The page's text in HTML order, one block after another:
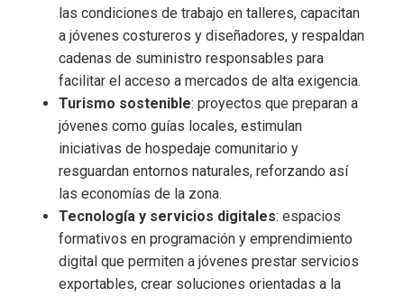
las condiciones de trabajo en talleres, capacitan
a jóvenes costureros y diseñadores, y respaldan
cadenas de suministro responsables para
facilitar el acceso a mercados de alta exigencia.
Turismo sostenible: proyectos que preparan a
jóvenes como guías locales, estimulan
iniciativas de hospedaje comunitario y
resguardan entornos naturales, reforzando así
las economías de la zona.
Tecnología y servicios digitales: espacios
formativos en programación y emprendimiento
digital que permiten a jóvenes prestar servicios
exportables, crear soluciones orientadas a la